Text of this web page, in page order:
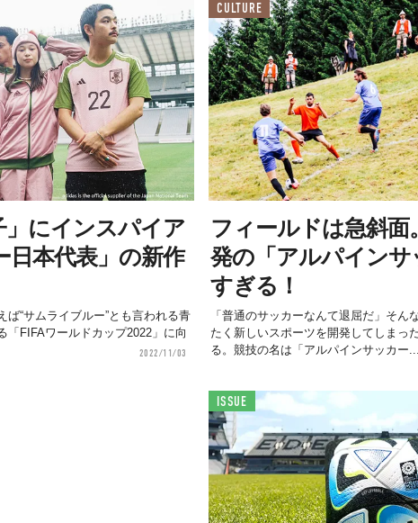
」にインスパイア
日本代表」の新作
“サムライブルー”とも言われる青
「FIFAワールドカップ2022」に向
2022/11/03
CULTURE
フィールドは急斜
発の「アルパインサ
すぎる！
「普通のサッカーなんて退屈だ」そん
たく新しいスポーツを開発してしまっ
る。競技の名は「アルパインサッカー...
ISSUE